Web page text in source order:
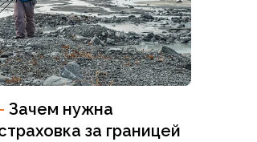
Зачем нужна
за границей